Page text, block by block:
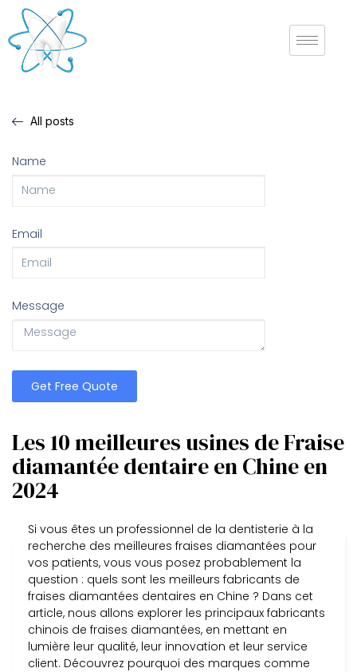
All posts
Name
Email
Message
Get Free Quote
Les 10 meilleures usines de Fraise
diamantée dentaire en Chine en
2024
Si vous êtes un professionnel de la dentisterie à la
recherche des meilleures fraises diamantées pour
vos patients, vous vous posez probablement la
question : quels sont les meilleurs fabricants de
fraises diamantées dentaires en Chine ? Dans cet
article, nous allons explorer les principaux fabricants
chinois de fraises diamantées, en mettant en
lumière leur qualité, leur innovation et leur service
client. Découvrez pourquoi des marques comme